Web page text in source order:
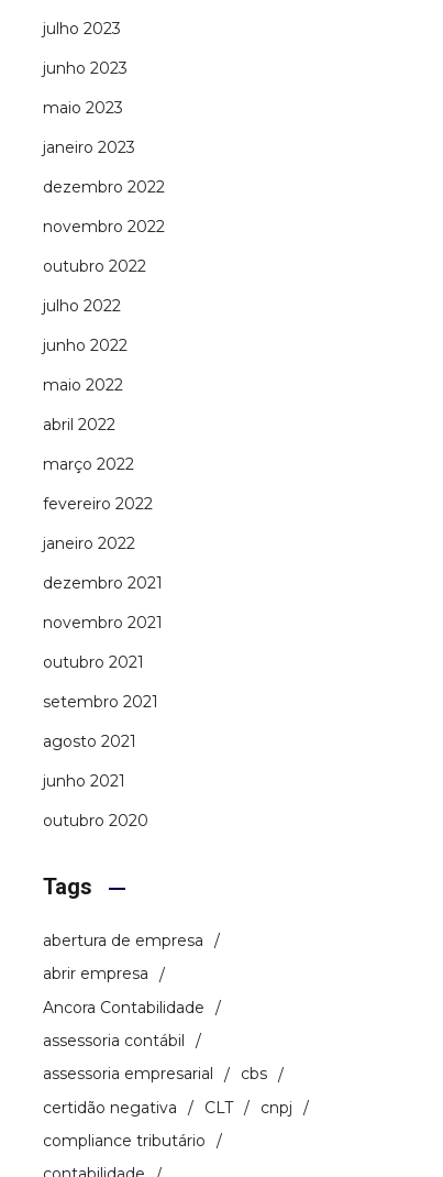
julho 2023
junho 2023
maio 2023
janeiro 2023
dezembro 2022
novembro 2022
outubro 2022
julho 2022
junho 2022
maio 2022
abril 2022
março 2022
fevereiro 2022
janeiro 2022
dezembro 2021
novembro 2021
outubro 2021
setembro 2021
agosto 2021
junho 2021
outubro 2020
Tags
abertura de empresa
abrir empresa
Ancora Contabilidade
assessoria contábil
assessoria empresarial
cbs
certidão negativa
CLT
cnpj
compliance tributário